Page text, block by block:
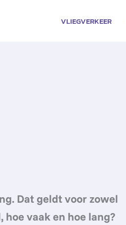
VLIEGVERKEER
Dat geldt voor zowel
vaak en hoe lang?